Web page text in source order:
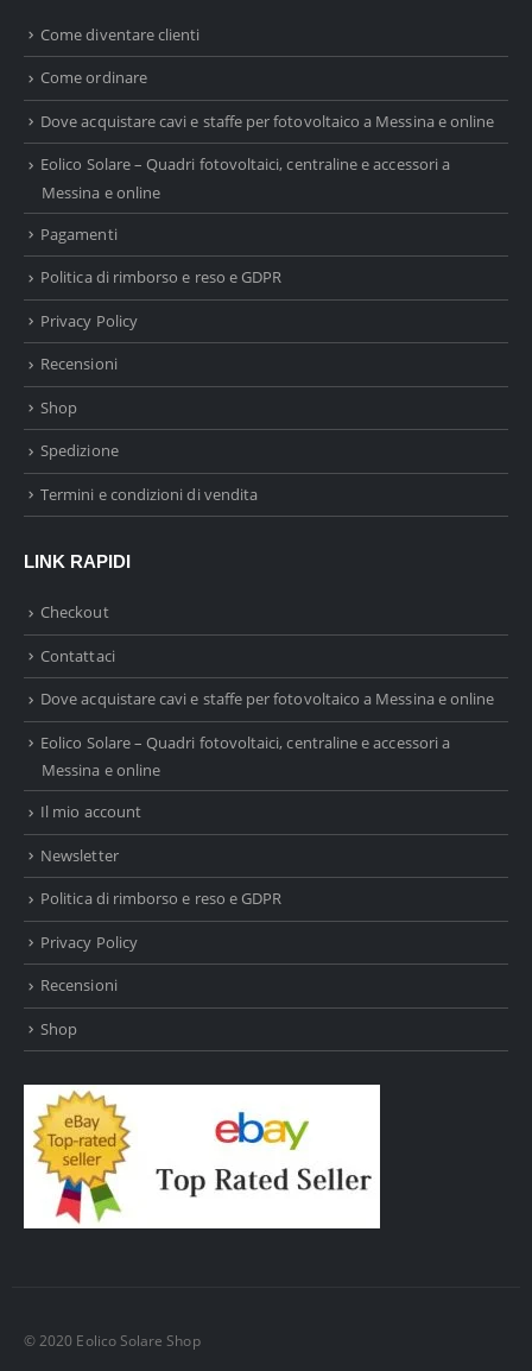
Come diventare clienti
Come ordinare
Dove acquistare cavi e staffe per fotovoltaico a Messina e online
Eolico Solare – Quadri fotovoltaici, centraline e accessori a
Messina e online
Pagamenti
Politica di rimborso e reso e GDPR
Privacy Policy
Recensioni
Shop
Spedizione
Termini e condizioni di vendita
LINK RAPIDI
Checkout
Contattaci
Dove acquistare cavi e staffe per fotovoltaico a Messina e online
Eolico Solare – Quadri fotovoltaici, centraline e accessori a
Messina e online
Il mio account
Newsletter
Politica di rimborso e reso e GDPR
Privacy Policy
Recensioni
Shop
© 2020 Eolico Solare Shop